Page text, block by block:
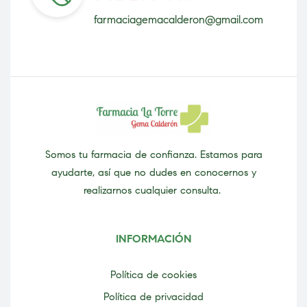
farmaciagemacalderon@gmail.com
Somos tu farmacia de confianza. Estamos para
ayudarte, así que no dudes en conocernos y
realizarnos cualquier consulta.
INFORMACIÓN
Política de cookies
Política de privacidad